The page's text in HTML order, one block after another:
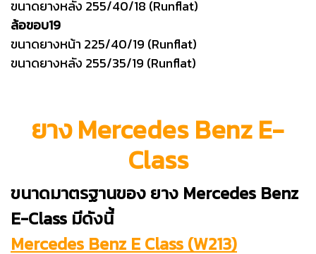
ขนาดยางหลัง 255/40/18 (Runflat)
ล้อขอบ19
ขนาดยางหน้า 225/40/19 (Runflat)
ขนาดยางหลัง 255/35/19 (Runflat)
ยาง Mercedes Benz E-
Class
ขนาดมาตรฐานของ ยาง Mercedes Benz
E-Class มีดังนี้
Mercedes Benz E Class (W213)